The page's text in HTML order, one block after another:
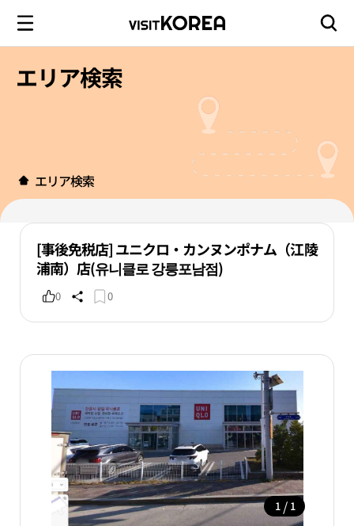
エリア検索
エリア検索
[事後免税店] ユニクロ・カンヌンポナム（江陵
浦南）店(유니클로 강릉포남점)
0 0
1 / 1